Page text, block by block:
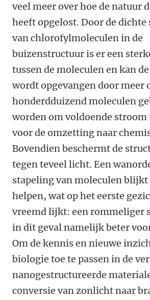
veel meer over hoe de natuur
heeft opgelost. Door de dichte
van chlorofylmoleculen in de
buizenstructuur is er een
tussen de moleculen en kan
wordt opgevangen door meer
honderdduizend moleculen
worden om voldoende stroom
voor de omzetting naar
Bovendien beschermt de
tegen teveel licht. Een
stapeling van moleculen
helpen, wat op het eerste
vreemd lijkt: een rommeliger
in dit geval namelijk beter
Om de kennis en nieuwe
biologie toe te passen in de
nanogestructureerde
conversie van zonlicht naar